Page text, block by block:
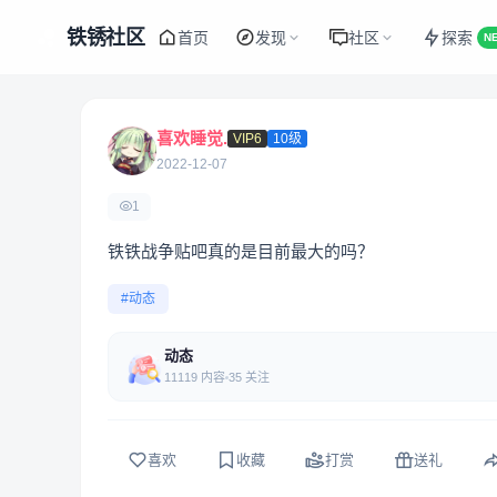
铁锈社区 首页 发现 社区 探索
喜欢睡觉. VIP6
10级
2022-12-07
1
铁铁战争贴吧真的是目前最大的吗？
#动态
动态
11119 内容 35 关注
喜欢 收藏 打赏 送礼